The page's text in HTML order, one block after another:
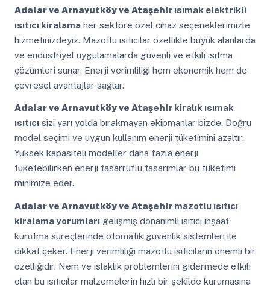
Adalar ve Arnavutköy ve Ataşehirısımak elektrikli
ısıtıcı kiralamaher sektöre özel cihaz seçeneklerimizle
hizmetinizdeyiz. Mazotlu ısıtıcılar özellikle büyük alanlarda
ve endüstriyel uygulamalarda güvenli ve etkili ısıtma
çözümleri sunar. Enerji verimliliği hem ekonomik hem de
çevresel avantajlar sağlar.
Adalar ve Arnavutköy ve Ataşehirkiralık ısımak
ısıtıcısizi yarı yolda bırakmayan ekipmanlar bizde. Doğru
model seçimi ve uygun kullanım enerji tüketimini azaltır.
Yüksek kapasiteli modeller daha fazla enerji
tüketebilirken enerji tasarruflu tasarımlar bu tüketimi
minimize eder.
Adalar ve Arnavutköy ve Ataşehirmazotlu ısıtıcı
kiralama yorumlarıgelişmiş donanımlı ısıtıcı inşaat
kurutma süreçlerinde otomatik güvenlik sistemleri ile
dikkat çeker. Enerji verimliliği mazotlu ısıtıcıların önemli bir
özelliğidir. Nem ve ıslaklık problemlerini gidermede etkili
olan bu ısıtıcılar malzemelerin hızlı bir şekilde kurumasına